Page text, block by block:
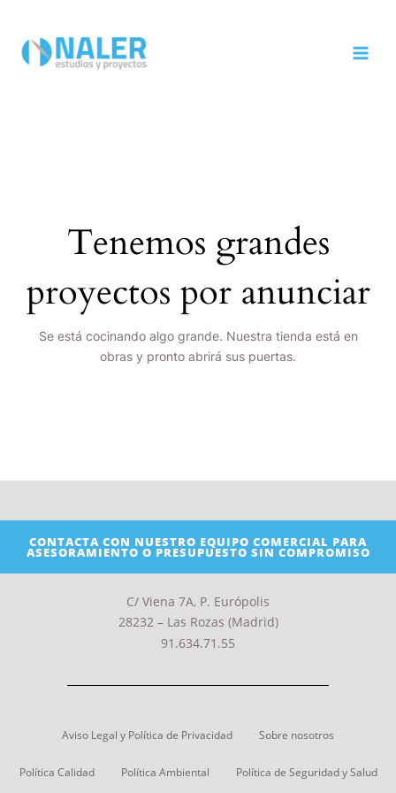
contenido
Tenemos grandes
proyectos por anunciar
Se está cocinando algo grande. Nuestra tienda está en
obras y pronto abrirá sus puertas.
CONTACTA CON NUESTRO EQUIPO COMERCIAL PARA
ASESORAMIENTO O PRESUPUESTO SIN COMPROMISO
C/ Viena 7A, P. Európolis
28232 – Las Rozas (Madrid)
91.634.71.55
Aviso Legal y Política de Privacidad Sobre nosotros
Política Calidad Política Ambiental Política de Seguridad y Salud